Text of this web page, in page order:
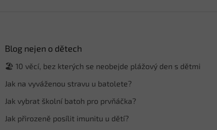
Blog nejen o dětech
🏖️ 10 věcí, bez kterých se neobejde plážový den s dětmi
Jak na vyváženou stravu u batolete?
Jak vybrat školní batoh pro prvňáčka?
Jak přirozeně posílit imunitu u dětí?